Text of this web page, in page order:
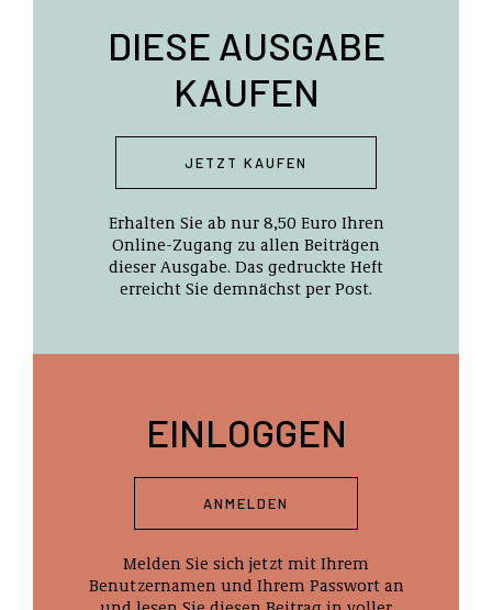
DIESE AUSGABE
KAUFEN
JETZT KAUFEN
Erhalten Sie ab nur 8,50 Euro Ihren
Online-Zugang zu allen Beiträgen
dieser Ausgabe. Das gedruckte Heft
erreicht Sie demnächst per Post.
EINLOGGEN
ANMELDEN
Melden Sie sich jetzt mit Ihrem
Benutzernamen und Ihrem Passwort an